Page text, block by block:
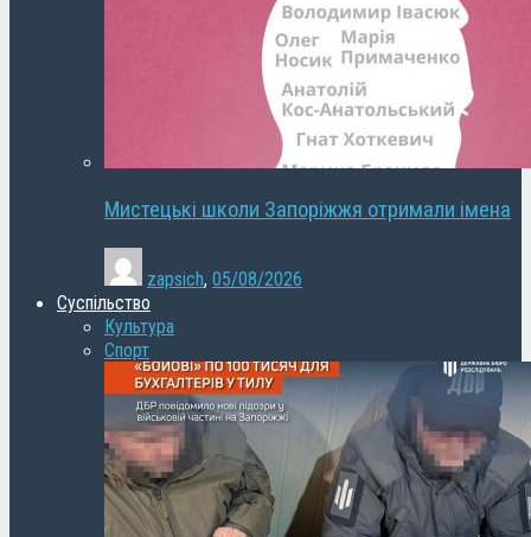
Мистецькі школи Запоріжжя отримали імена
zapsich, 05/08/2026
Суспільство
Культура
Спорт